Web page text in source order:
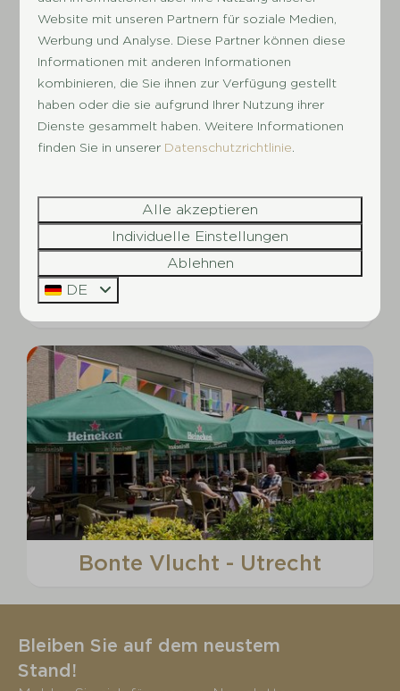
De Scherpenhof - Gelderland
De Tien Heugten - Drente
Bonte Vlucht - Utrecht
Bleiben Sie auf dem neustem
Stand!
Website mit unseren Partnern für soziale Medien,
Werbung und Analyse. Diese Partner können diese
Informationen mit anderen Informationen
kombinieren, die Sie ihnen zur Verfügung gestellt
haben oder die sie aufgrund Ihrer Nutzung ihrer
Dienste gesammelt haben. Weitere Informationen
finden Sie in unserer Datenschutzrichtlinie
Alle akzeptieren
Individuelle Einstellungen
Ablehnen
DE